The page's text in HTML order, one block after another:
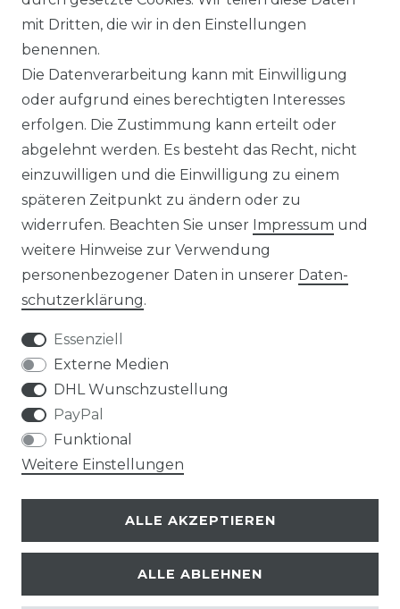
☞ Fachhändler mit Beratung
☛ Über 30.000 Top Bewertungen
☞ Mehr als 200.000 Produkte am Lager
Impressum Daten­schutz­erklärung
Widerrufs­recht
mit Dritten, die wir in den Einstellungen
benennen.
Die Datenverarbeitung kann mit Einwilligung
oder aufgrund eines berechtigten Interesses
erfolgen. Die Zustimmung kann erteilt oder
abgelehnt werden. Es besteht das Recht, nicht
einzuwilligen und die Einwilligung zu einem
späteren Zeitpunkt zu ändern oder zu
widerrufen. Beachten Sie unser Impressum und
weitere Hinweise zur Verwendung
personenbezogener Daten in unserer Daten­
schutz­erklärung.
Essenziell
Externe Medien
DHL Wunschzustellung
PayPal
Funktional
Weitere Einstellungen
ALLE AKZEPTIEREN
ALLE ABLEHNEN